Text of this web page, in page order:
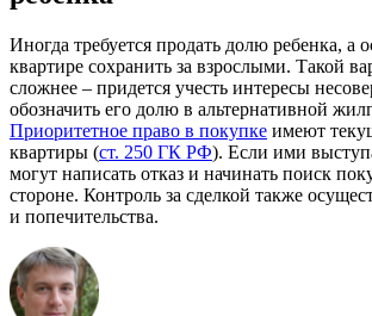
Иногда требуется продать долю ребенка, а
квартире сохранить за взрослыми. Такой
сложнее – придется учесть интересы
обозначить его долю в альтернативной
Приоритетное право в покупке имеют
квартиры (ст. 250 ГК РФ). Если ими
могут написать отказ и начинать поиск
стороне. Контроль за сделкой также
и попечительства.